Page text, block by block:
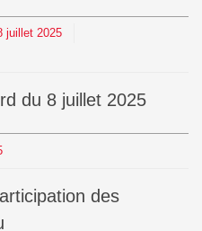
juillet 2025
du 8 juillet 2025